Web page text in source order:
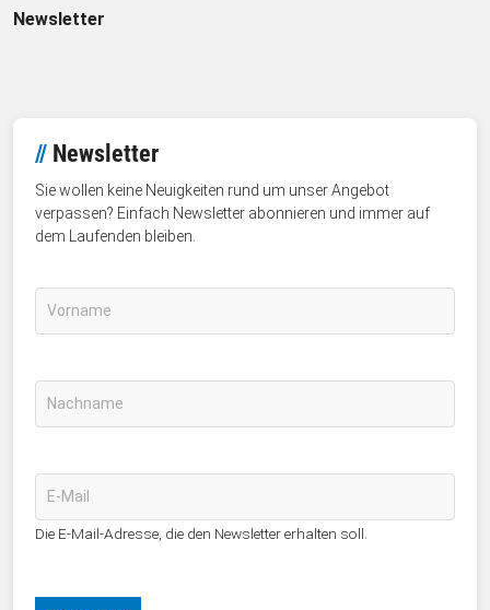
Newsletter
// Newsletter
Sie wollen keine Neuigkeiten rund um unser Angebot
verpassen? Einfach Newsletter abonnieren und immer auf
dem Laufenden bleiben.
Die E-Mail-Adresse, die den Newsletter erhalten soll.